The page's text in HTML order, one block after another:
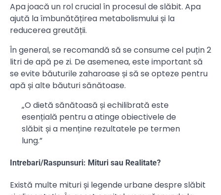
Apa joacă un rol crucial în procesul de slăbit. Apa
ajută la îmbunătățirea metabolismului și la
reducerea greutății.
În general, se recomandă să se consume cel puțin 2
litri de apă pe zi. De asemenea, este important să
se evite băuturile zaharoase și să se opteze pentru
apă și alte băuturi sănătoase.
„O dietă sănătoasă și echilibrată este
esențială pentru a atinge obiectivele de
slăbit și a menține rezultatele pe termen
lung.”
Intrebari/Raspunsuri: Mituri sau Realitate?
Există multe mituri și legende urbane despre slăbit